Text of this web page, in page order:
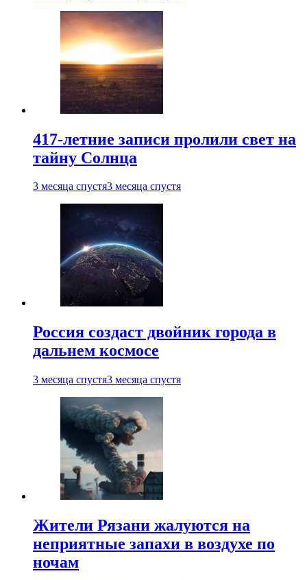
417-летние записи пролили свет на
тайну Солнца
3 месяца спустя3 месяца спустя
Россия создаст двойник города в
дальнем космосе
3 месяца спустя3 месяца спустя
Жители Рязани жалуются на
неприятные запахи в воздухе по
ночам